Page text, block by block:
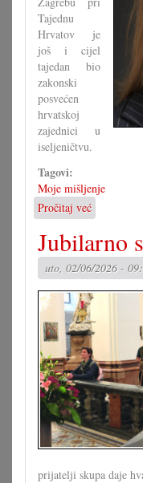
Tajednu
Hrvatov je
još i cijel
tajedan bio
zakonski
posvećen
hrvatskoj
zajednici u
iseljeničtvu.
Tagovi:
Moje mišljenje
Pročitaj već
Je
li
zaista
znamo
ča
kanimo?
Jubilarno
uto, 02/06/2026 -
prijatelji skupa daje